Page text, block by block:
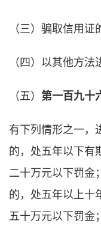
（三）骗取信
（四）以其他方法
（五） 第一百九十
有下列情形之一，
的，处五年以下有
二十万元以下罚金
的，处五年以上十
五十万元以下罚金